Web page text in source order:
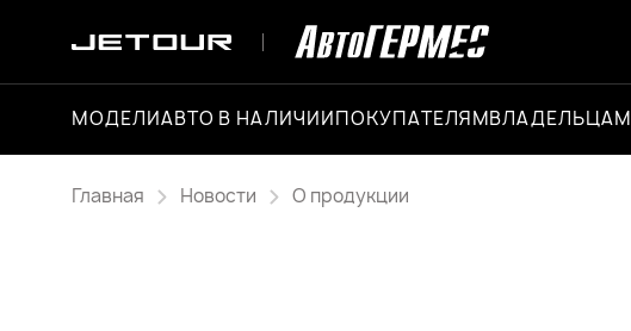
МОДЕЛИАВТО В НАЛИЧИИПОКУПАТЕЛЯМВЛАДЕЛЬЦАМ
Главная Новости О продукции